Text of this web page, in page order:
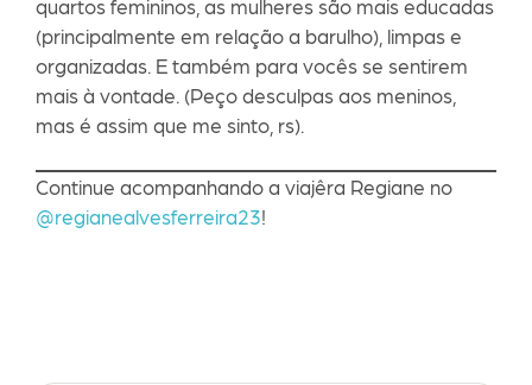
quartos femininos, as mulheres são mais educadas
(principalmente em relação a barulho), limpas e
organizadas. E também para vocês se sentirem
mais à vontade. (Peço desculpas aos meninos,
mas é assim que me sinto, rs).
Continue acompanhando a viajêra Regiane no
@regianealvesferreira23!